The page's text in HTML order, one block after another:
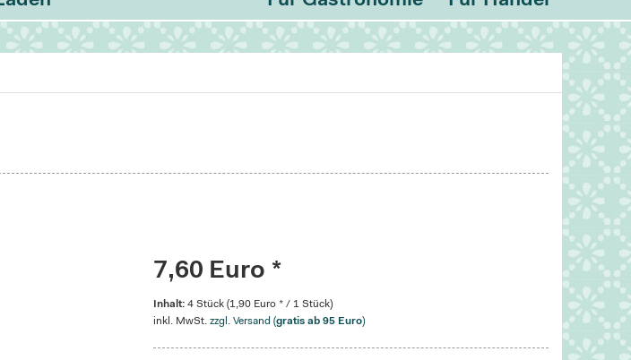
7,60 Euro *
Inhalt:4 Stück (1,90 Euro * / 1 Stück)
inkl. MwSt.zzgl. Versand (gratis ab 95 Euro)